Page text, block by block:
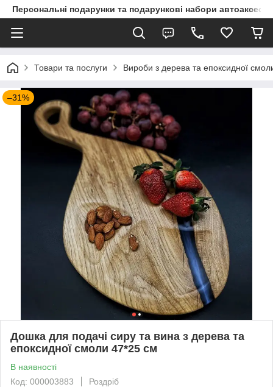
Персональні подарунки та подарункові набори
Товари та послуги Вироби з дерева та епоксидної
–31%
Дошка для подачі сиру та вина з дерева та
епоксидної смоли 47*25 см
В наявності
Код: 000003883
Роздріб